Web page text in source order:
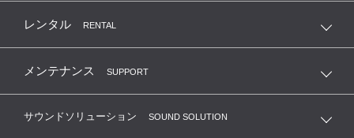
レンタル RENTAL
メンテナンス SUPPORT
サウンドソリューション SOUND SOLUTION